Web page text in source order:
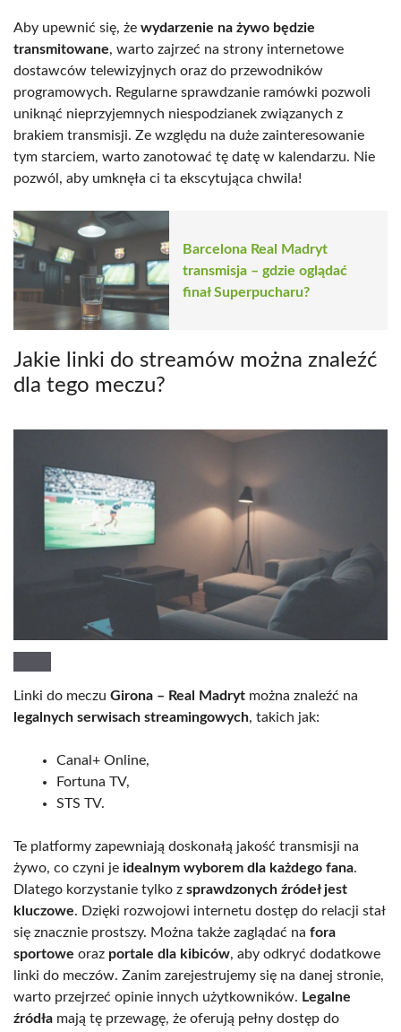
Aby upewnić się, że wydarzenie na żywo będzie
transmitowane, warto zajrzeć na strony internetowe
dostawców telewizyjnych oraz do przewodników
programowych. Regularne sprawdzanie ramówki pozwoli
uniknąć nieprzyjemnych niespodzianek związanych z
brakiem transmisji. Ze względu na duże zainteresowanie
tym starciem, warto zanotować tę datę w kalendarzu. Nie
pozwól, aby umknęła ci ta ekscytująca chwila!
Barcelona Real Madryt
transmisja – gdzie oglądać
finał Superpucharu?
Jakie linki do streamów można znaleźć
dla tego meczu?
Linki do meczu Girona – Real Madryt można znaleźć na
legalnych serwisach streamingowych, takich jak:
Canal+ Online,
Fortuna TV,
STS TV.
Te platformy zapewniają doskonałą jakość transmisji na
żywo, co czyni je idealnym wyborem dla każdego fana.
Dlatego korzystanie tylko z sprawdzonych źródeł jest
kluczowe. Dzięki rozwojowi internetu dostęp do relacji stał
się znacznie prostszy. Można także zaglądać na fora
sportowe oraz portale dla kibiców, aby odkryć dodatkowe
linki do meczów. Zanim zarejestrujemy się na danej stronie,
warto przejrzeć opinie innych użytkowników. Legalne
źródła mają tę przewagę, że oferują pełny dostęp do